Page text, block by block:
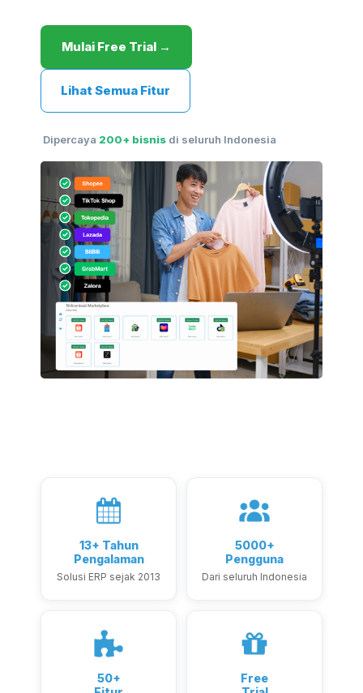
Mulai Free Trial →
Lihat Semua Fitur
Dipercaya 200+ bisnis di seluruh Indonesia
13+ Tahun
Pengalaman
Solusi ERP sejak 2013
5000+
Pengguna
Dari seluruh Indonesia
50+
Free